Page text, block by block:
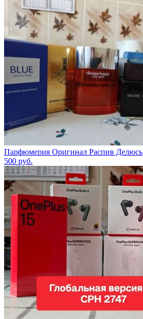
Парфюмерия Оригинал Распив Делюсь
500 руб.